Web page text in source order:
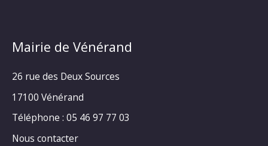
Mairie de Vénérand
26 rue des Deux Sources
17100 Vénérand
Téléphone : 05 46 97 77 03
Nous contacter